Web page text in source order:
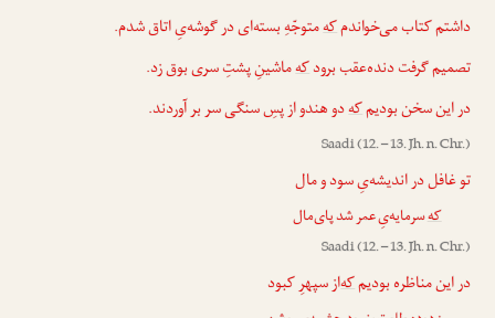
داشتم کتاب می‌خواندمکهمتوجّهِ بسته‌ای در گوشه‌یِ اتاق شدم.
تصمیم گرفت دنده‌عقب برودکهماشینِ پشتِ سری بوق زد.
در این سخن بودیمکهدو هندو از پسِ سنگی سر بر آوردند.
Saadi(12. – 13. Jh. n. Chr.)
تو غافل در اندیشه‌یِ سود و مال
کهسرمایه‌یِ عمر شد پای‌مال
Saadi(12. – 13. Jh. n. Chr.)
در این مناظره بودیمکه‌از سپهرِ کبود